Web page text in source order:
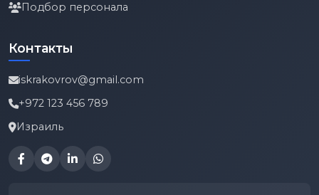
Подбор персонала
Контакты
iskrakovrov@gmail.com
+972 123 456 789
Израиль